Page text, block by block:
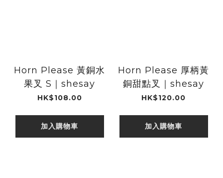
Horn Please 黃銅水
果叉 S｜shesay
HK$108.00
加入購物車
Horn Please 厚柄黃
銅甜點叉｜shesay
HK$120.00
加入購物車